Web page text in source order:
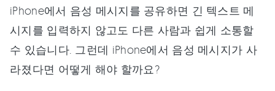
iPhone에서 음성 메시지를 공유하면 긴 텍스트 메
시지를 입력하지 않고도 다른 사람과 쉽게 소통할
수 있습니다. 그런데 iPhone에서 음성 메시지가 사
라졌다면 어떻게 해야 할까요?